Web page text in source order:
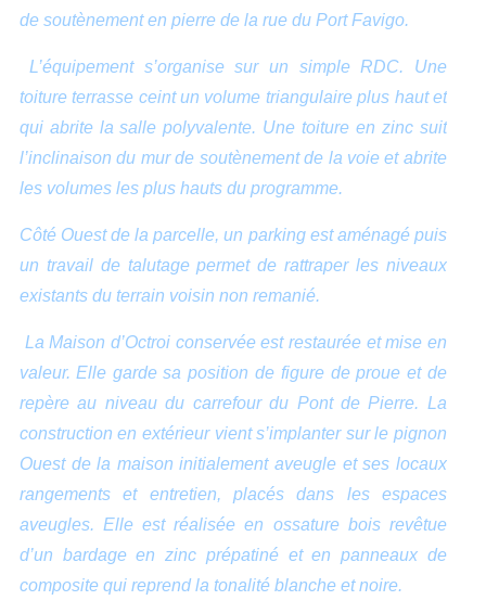
de soutènement en pierre de la rue du Port Favigo.
L’équipement s’organise sur un simple RDC. Une
toiture terrasse ceint un volume triangulaire plus haut et
qui abrite la salle polyvalente. Une toiture en zinc suit
l’inclinaison du mur de soutènement de la voie et abrite
les volumes les plus hauts du programme.
Côté Ouest de la parcelle, un parking est aménagé puis
un travail de talutage permet de rattraper les niveaux
existants du terrain voisin non remanié.
La Maison d’Octroi conservée est restaurée et mise en
valeur. Elle garde sa position de figure de proue et de
repère au niveau du carrefour du Pont de Pierre. La
construction en extérieur vient s’implanter sur le pignon
Ouest de la maison initialement aveugle et ses locaux
rangements et entretien, placés dans les espaces
aveugles. Elle est réalisée en ossature bois revêtue
d’un bardage en zinc prépatiné et en panneaux de
composite qui reprend la tonalité blanche et noire.